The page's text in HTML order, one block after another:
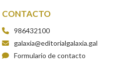
CONTACTO
986432100
galaxia@editorialgalaxia.gal
Formulario de contacto